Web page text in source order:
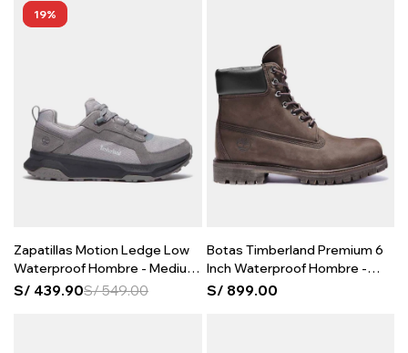
19
Zapatillas Motion Ledge Low
Waterproof Hombre - Medium
Grey Suede
S/ 439.90S/549.00
Botas Timberland Premium 6
Inch Waterproof Hombre -
Brown
S/ 899.00